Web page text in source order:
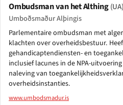
Ombudsman van het Althing(UA)
Umboðsmaður Alþingis
Parlementaire ombudsman met
klachten over overheidsbestuur.
gehandicaptendiensten- en
inclusief lacunes in de NPA-
naleving van
overheidsinstanties.
www.umbodsmadur.is